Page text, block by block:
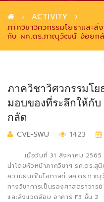
ACTIVITY
ภาควิชาวิศวกรรมโยธาและ
กับ ผศ.ดร.ภาณุวัฒน์ จ้อยก
ภาควิชาวิศวกรรมโ
มอบของที่ระลึกให้กั
กลัด
CVE-SWU 1423
เมื่อวันที่ 31 สิงหาคม 2565
นำโดยหัวหน้าภาควิชาฯ รศ.ดร.
ความยินดีในโอกาสที่ ผศ.ดร.ภา
ทางวิชาการเป็นรองศาสตราจาร
และสิ่งแวดล้อม อาคาร F3 ชั้น 2